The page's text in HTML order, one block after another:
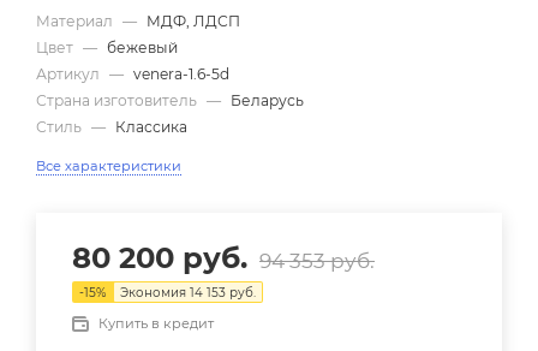
Материал — МДФ, ЛДСП
Цвет — бежевый
Артикул — venera-1.6-5d
Страна изготовитель — Беларусь
Стиль — Классика
Все характеристики
80 200 руб. 94 353руб.
-15% Экономия 14 153 руб.
Купить в кредит